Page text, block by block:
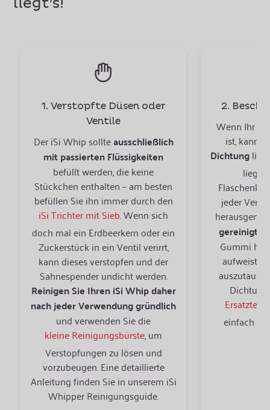
liegt’s!
1. Verstopfte Düsen oder
Ventile
Der iSi Whip sollteausschließlich
mit passierten Flüssigkeiten
befüllt werden, die keine
Stückchen enthalten – am besten
befüllen Sie ihn immer durch den
iSi Trichter mit Sieb. Wenn sich
doch mal ein Erdbeerkern oder ein
Zuckerstück in ein Ventil verirrt,
kann dieses verstopfen und der
Sahnespender undicht werden.
Reinigen Sie Ihren iSi Whip daher
nach jeder Verwendung gründlich
und verwenden Sie die
kleine Reinigungsbürste, um
Verstopfungen zu lösen und
vorzubeugen. Eine detaillierte
Anleitung finden Sie in unserem iSi
Whipper Reinigungsguide.
2.
Wenn Ihr
ist, kann
Dichtung
liegt
jeder
gereinigt
Gummi
aufweist,
einfach